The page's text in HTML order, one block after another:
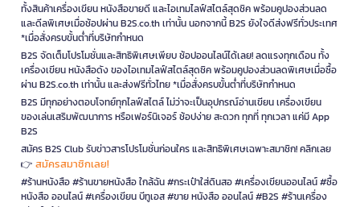
ทั้งสินค้าเครื่องเขียน หนังสือขายดี และไอเทมไลฟ์สไตล์สุดชิค พร้อมคูปองส่วนลด
และดีลพิเศษเมื่อช้อปผ่าน B2S.co.th เท่านั้น นอกจากนี้ B2S ยังใจดีส่งฟรีทั่วประเทศ
*เมื่อสั่งครบขั้นต่ำที่บริษัทกำหนด
B2S จัดเต็มโปรโมชั่นและสิทธิพิเศษเพียบ ช้อปออนไลน์ได้เลย! ลดแรงทุกเดือน ทั้ง
เครื่องเขียน หนังสือดัง ของไอเทมไลฟ์สไตล์สุดชิค พร้อมคูปองส่วนลดพิเศษเมื่อซื้อ
ผ่าน B2S.co.th เท่านั้น และส่งฟรีทั่วไทย *เมื่อสั่งครบขั้นต่ำที่บริษัทกำหนด
B2S มีทุกอย่างตอบโจทย์ทุกไลฟ์สไตล์ ไม่ว่าจะเป็นอุปกรณ์อ่านเขียน เครื่องเขียน
ของเล่นเสริมพัฒนาการ หรือเฟอร์นิเจอร์ ช้อปง่าย สะดวก ทุกที่ ทุกเวลา แค่มี App
B2S
สมัคร B2S Club รับข่าวสารโปรโมชั่นก่อนใคร และสิทธิพิเศษเฉพาะสมาชิก! คลิกเลย
👉 สมัครสมาชิกเลย!
#ร้านหนังสือ #ร้านขายหนังสือ ใกล้ฉัน #กระเป๋าใส่ดินสอ #เครื่องเขียนออนไลน์ #ซื้อ
หนังสือ ออนไลน์ #เครื่องเขียน บีทูเอส #ขาย หนังสือ ออนไลน์ #B2S #ร้านเครื่อง